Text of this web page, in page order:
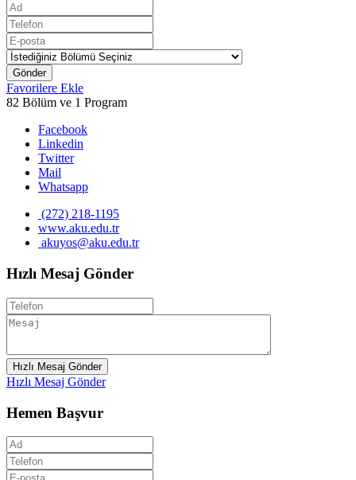
Gönder
Favorilere Ekle
82 Bölüm ve 1 Program
Facebook
Linkedin
Twitter
Mail
Whatsapp
(272) 218-1195
www.aku.edu.tr
akuyos@aku.edu.tr
Hızlı Mesaj Gönder
Hızlı Mesaj Gönder
Hızlı Mesaj Gönder
Hemen Başvur